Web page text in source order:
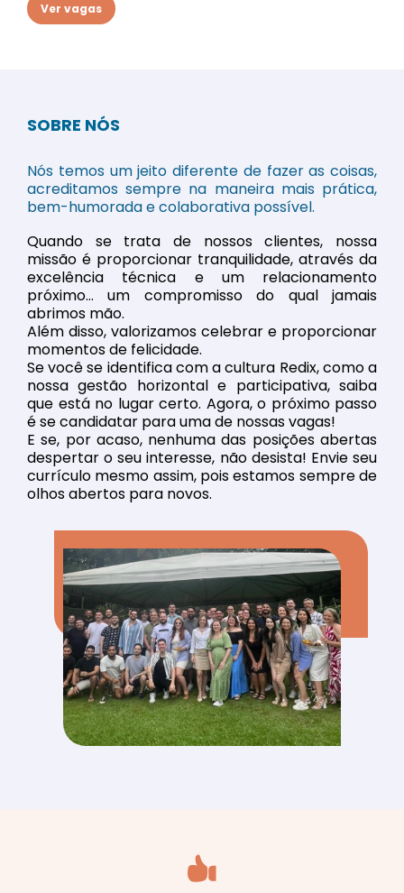
Ver vagas
SOBRE NÓS
Nós temos um jeito diferente de fazer as coisas,
acreditamos sempre na maneira mais prática,
bem-humorada e colaborativa possível.
Quando se trata de nossos clientes, nossa
missão é proporcionar tranquilidade, através da
excelência técnica e um relacionamento
próximo… um compromisso do qual jamais
abrimos mão.
Além disso, valorizamos celebrar e proporcionar
momentos de felicidade.
Se você se identifica com a cultura Redix, como a
nossa gestão horizontal e participativa, saiba
que está no lugar certo. Agora, o próximo passo
é se candidatar para uma de nossas vagas!
E se, por acaso, nenhuma das posições abertas
despertar o seu interesse, não desista! Envie seu
currículo mesmo assim, pois estamos sempre de
olhos abertos para novos.